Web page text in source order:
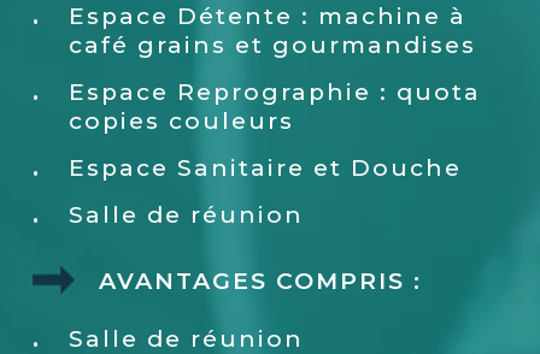
Espace Détente : machine à
café grains et gourmandises
Espace Reprographie : quota
copies couleurs
Espace Sanitaire et Douche
Salle de réunion
AVANTAGES COMPRIS :
Salle de réunion